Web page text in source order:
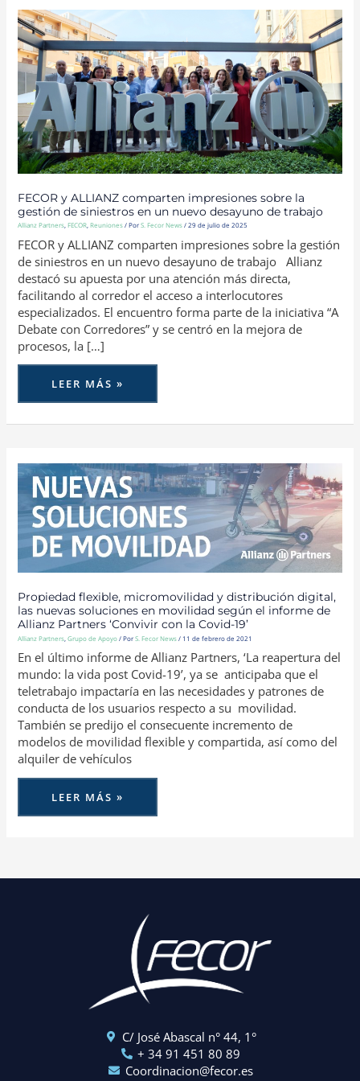
FECOR y ALLIANZ comparten impresiones sobre la
gestión de siniestros en un nuevo desayuno de trabajo
Allianz Partners,FECOR,Reuniones/ PorS. Fecor News/29 de julio de 2025
FECOR y ALLIANZ comparten impresiones sobre la gestión
de siniestros en un nuevo desayuno de trabajo Allianz
destacó su apuesta por una atención más directa,
facilitando al corredor el acceso a interlocutores
especializados. El encuentro forma parte de la iniciativa “A
Debate con Corredores” y se centró en la mejora de
procesos, la […]
FECOR
Y
ALLIANZ
COMPARTEN
IMPRESIONES
SOBRE
LA
GESTIÓN
DE
SINIESTROS
EN
UN
NUEVO
DESAYUNO
DE
TRABAJO
LEER MÁS »
Propiedad flexible, micromovilidad y distribución digital,
las nuevas soluciones en movilidad según el informe de
Allianz Partners ‘Convivir con la Covid-19’
Allianz Partners ,Grupo de Apoyo/ PorS. Fecor News/ 11 de febrero de 2021
En el último informe de Allianz Partners, ‘La reapertura del
mundo: la vida post Covid-19’, ya se anticipaba que el
teletrabajo impactaría en las necesidades y patrones de
conducta de los usuarios respecto a su movilidad.
También se predijo el consecuente incremento de
modelos de movilidad flexible y compartida, así como del
alquiler de vehículos
PROPIEDAD
FLEXIBLE,
MICROMOVILIDAD
Y
DISTRIBUCIÓN
DIGITAL,
LAS
NUEVAS
SOLUCIONES
EN
MOVILIDAD
SEGÚN
INFORME
DE
ALLIANZ
PARTNERS
‘CONVIVIR
CON
LA
COVID-
19’
LEER MÁS »
C/ José Abascal n° 44, 1°
+ 34 91 451 80 89
Coordinacion@fecor.es